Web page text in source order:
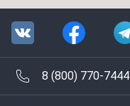
8 (800) 770-7444